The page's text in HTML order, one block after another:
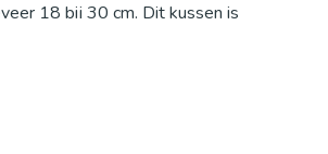
18 bij 30 cm. Dit kussen is
Perfect voor op de bank, in bed of op